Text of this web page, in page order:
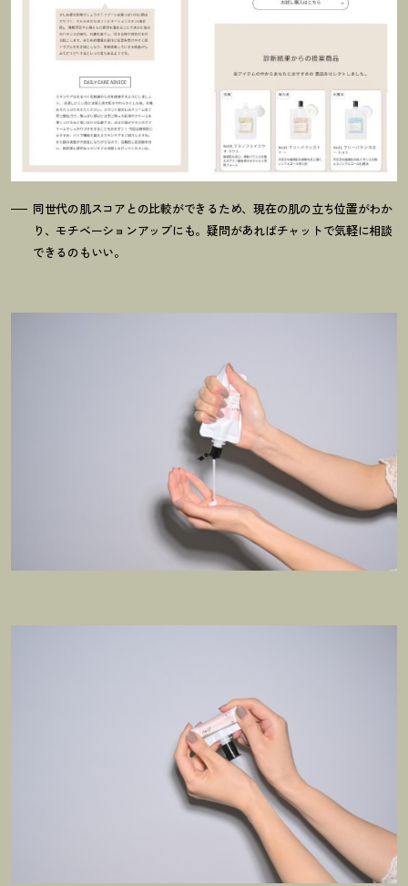
同世代の肌スコアとの比較ができるため、現在の肌の立ち位置がわか
り、モチベーションアップにも。疑問があればチャットで気軽に相談
できるのもいい。